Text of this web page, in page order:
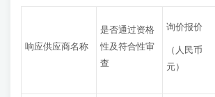
响应供应商名称
是否通过资格
性及符合性审
查
询价报价
（人民币
元）